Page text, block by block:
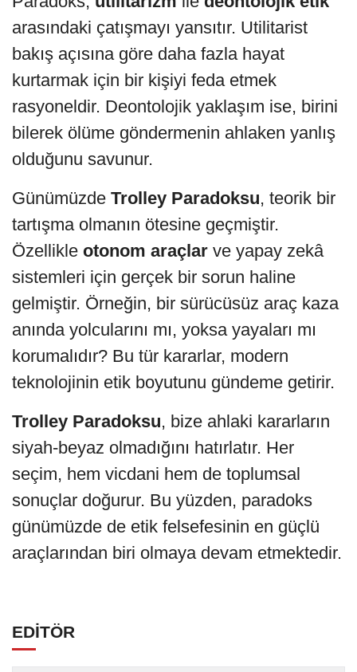
arasındaki çatışmayı yansıtır. Utilitarist
bakış açısına göre daha fazla hayat
kurtarmak için bir kişiyi feda etmek
rasyoneldir. Deontolojik yaklaşım ise, birini
bilerek ölüme göndermenin ahlaken yanlış
olduğunu savunur.
Günümüzde Trolley Paradoksu, teorik bir
tartışma olmanın ötesine geçmiştir.
Özellikle otonom araçlar ve yapay zekâ
sistemleri için gerçek bir sorun haline
gelmiştir. Örneğin, bir sürücüsüz araç kaza
anında yolcularını mı, yoksa yayaları mı
korumalıdır? Bu tür kararlar, modern
teknolojinin etik boyutunu gündeme getirir.
Trolley Paradoksu, bize ahlaki kararların
siyah-beyaz olmadığını hatırlatır. Her
seçim, hem vicdani hem de toplumsal
sonuçlar doğurur. Bu yüzden, paradoks
günümüzde de etik felsefesinin en güçlü
araçlarından biri olmaya devam etmektedir.
EDİTÖR